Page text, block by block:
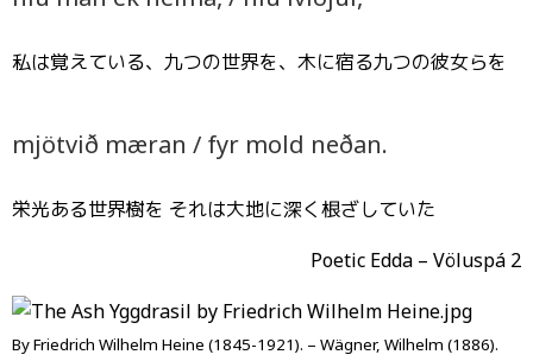
私は覚えている、九つの世界を、木に宿る九つの彼女らを
mjötvið mæran / fyr mold neðan.
栄光ある世界樹を それは大地に深く根ざしていた
Poetic Edda – Völuspá 2
By Friedrich Wilhelm Heine (1845-1921). – Wägner, Wilhelm (1886).